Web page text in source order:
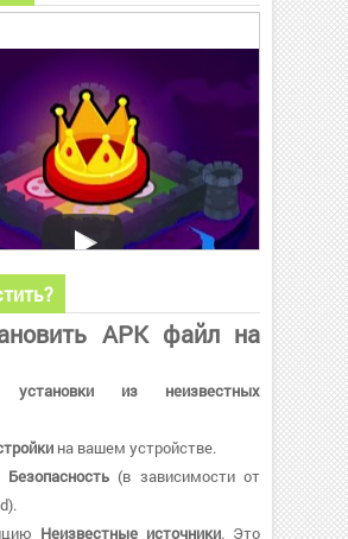
APK файл на
установки из неизвестных
на вашем устройстве.
Безопасность(в зависимости от
Неизвестные источники. Это